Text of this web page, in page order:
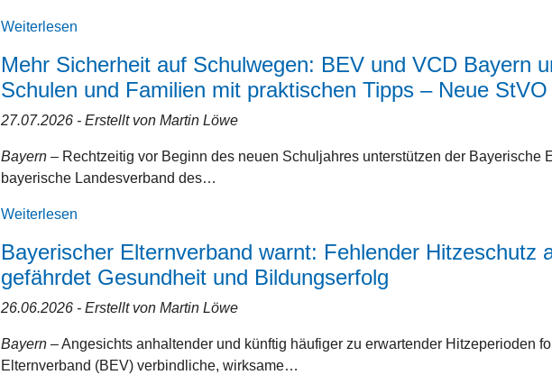
Weiterlesen
Mehr Sicherheit auf Schulwegen: BEV und VCD Bayern
Schulen und Familien mit praktischen Tipps – Neue
27.07.2026 - Erstellt von Martin Löwe
Bayern – Rechtzeitig vor Beginn des neuen Schuljahres unterstützen der Bayerische
bayerische Landesverband des…
Weiterlesen
Bayerischer Elternverband warnt: Fehlender Hitzeschutz
gefährdet Gesundheit und Bildungserfolg
26.06.2026 - Erstellt von Martin Löwe
Bayern – Angesichts anhaltender und künftig häufiger zu erwartender Hitzeperioden
Elternverband (BEV) verbindliche, wirksame…